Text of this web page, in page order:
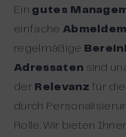
Ein gutes
einfache
regelmäßige
Adressaten sind
der Relevanz für
durch
Rolle. Wir bieten